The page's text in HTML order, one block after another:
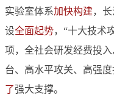
实验室体系加快构建，
设全面起势，“十大技术
项，全社会研发经费投
台、高水平攻关、高强
了强大支撑。